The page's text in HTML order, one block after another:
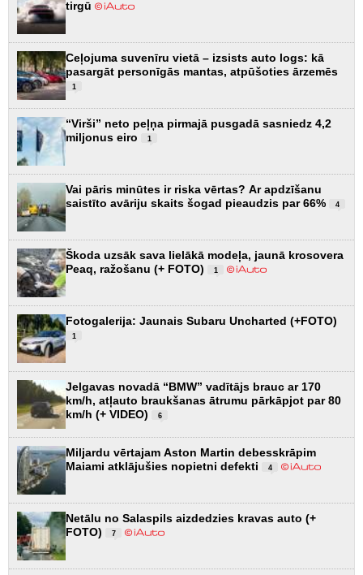
tirgū
Ceļojuma suvenīru vietā – izsists auto logs: kā
pasargāt personīgās mantas, atpūšoties ārzemēs
1
“Virši” neto peļņa pirmajā pusgadā sasniedz 4,2
miljonus eiro
1
Vai pāris minūtes ir riska vērtas? Ar apdzīšanu
saistīto avāriju skaits šogad pieaudzis par 66%
4
Škoda uzsāk sava lielākā modeļa, jaunā krosovera
Peaq, ražošanu (+ FOTO)
1
Fotogalerija: Jaunais Subaru Uncharted (+FOTO)
1
Jelgavas novadā “BMW” vadītājs brauc ar 170
km/h, atļauto braukšanas ātrumu pārkāpjot par 80
km/h (+ VIDEO)
6
Miljardu vērtajam Aston Martin debesskrāpim
Maiami atklājušies nopietni defekti
4
Netālu no Salaspils aizdedzies kravas auto (+
FOTO)
7